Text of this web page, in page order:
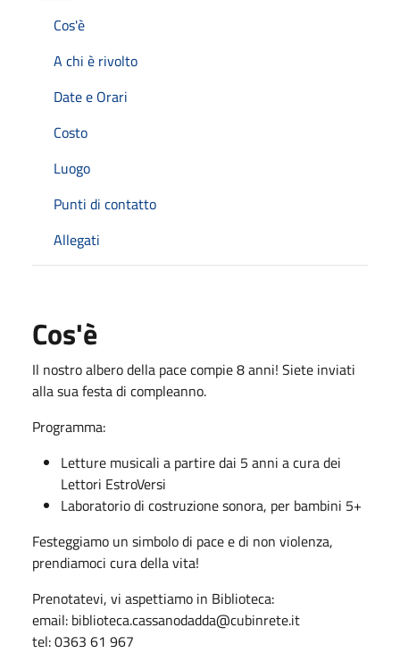
Cos'è
A chi è rivolto
Date e Orari
Costo
Luogo
Punti di contatto
Allegati
Cos'è
Il nostro albero della pace compie 8 anni! Siete inviati
alla sua festa di compleanno.
Programma:
Letture musicali a partire dai 5 anni a cura dei
Lettori EstroVersi
Laboratorio di costruzione sonora, per bambini 5+
Festeggiamo un simbolo di pace e di non violenza,
prendiamoci cura della vita!
Prenotatevi, vi aspettiamo in Biblioteca:
email: biblioteca.cassanodadda@cubinrete.it
tel: 0363 61 967